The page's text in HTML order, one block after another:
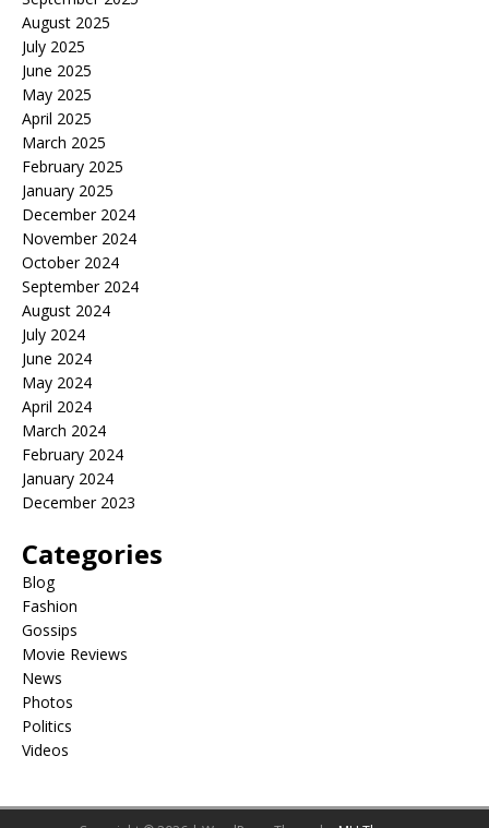
August 2025
July 2025
June 2025
May 2025
April 2025
March 2025
February 2025
January 2025
December 2024
November 2024
October 2024
September 2024
August 2024
July 2024
June 2024
May 2024
April 2024
March 2024
February 2024
January 2024
December 2023
Categories
Blog
Fashion
Gossips
Movie Reviews
News
Photos
Politics
Videos